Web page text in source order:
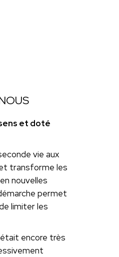
et doté
vie aux
transforme les
nouvelles
permet
limiter les
encore très